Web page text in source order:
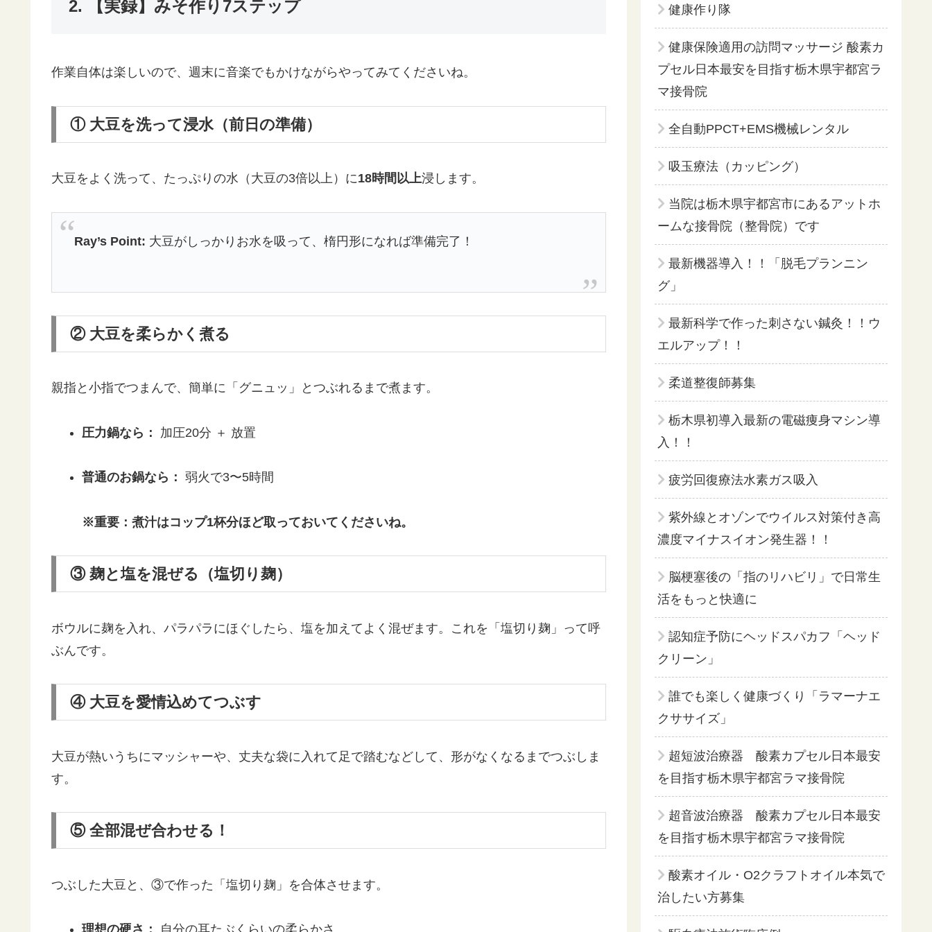
2. 【実録】みそ作り7ステップ
作業自体は楽しいので、週末に音楽でもかけながらやってみてくださいね。
① 大豆を洗って浸水（前日の準備）
大豆をよく洗って、たっぷりの水（大豆の3倍以上）に18時間以上浸します。
Ray’s Point: 大豆がしっかりお水を吸って、楕円形になれば準備完了！
② 大豆を柔らかく煮る
親指と小指でつまんで、簡単に「グニュッ」とつぶれるまで煮ます。
圧力鍋なら： 加圧20分 ＋ 放置
普通のお鍋なら： 弱火で3〜5時間
※重要：煮汁はコップ1杯分ほど取っておいてくださいね。
③ 麹と塩を混ぜる（塩切り麹）
ボウルに麹を入れ、パラパラにほぐしたら、塩を加えてよく混ぜます。これを「塩切り麹」って呼
ぶんです。
④ 大豆を愛情込めてつぶす
大豆が熱いうちにマッシャーや、丈夫な袋に入れて足で踏むなどして、形がなくなるまでつぶしま
す。
⑤ 全部混ぜ合わせる！
つぶした大豆と、③で作った「塩切り麹」を合体させます。
健康作り隊
健康保険適用の訪問マッサージ 酸素カ
プセル日本最安を目指す栃木県宇都宮ラ
マ接骨院
全自動PPCT+EMS機械レンタル
吸玉療法（カッピング）
当院は栃木県宇都宮市にあるアットホ
ームな接骨院（整骨院）です
最新機器導入！！「脱毛プランニン
グ」
最新科学で作った刺さない鍼灸！！ウ
エルアップ！！
柔道整復師募集
栃木県初導入最新の電磁痩身マシン導
入！！
疲労回復療法水素ガス吸入
紫外線とオゾンでウイルス対策付き高
濃度マイナスイオン発生器！！
脳梗塞後の「指のリハビリ」で日常生
活をもっと快適に
認知症予防にヘッドスパカフ「ヘッド
クリーン」
誰でも楽しく健康づくり「ラマーナエ
クササイズ」
超短波治療器 酸素カプセル日本最安
を目指す栃木県宇都宮ラマ接骨院
超音波治療器 酸素カプセル日本最安
を目指す栃木県宇都宮ラマ接骨院
酸素オイル・O2クラフトオイル本気で
治したい方募集